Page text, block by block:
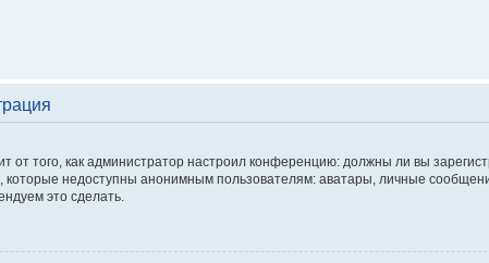
от того, как администратор настроил конференцию: должны ли вы
недоступны анонимным пользователям: аватары, личные
это сделать.